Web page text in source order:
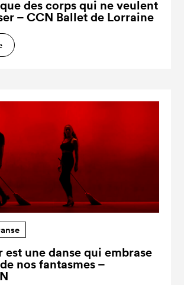
des corps qui ne veulent
– CCN Ballet de Lorraine
est une danse qui embrase
nos fantasmes –